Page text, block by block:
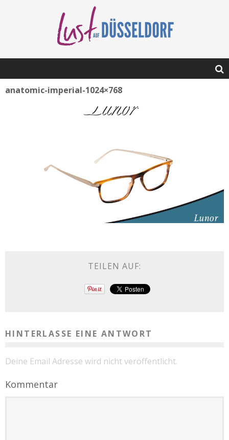
anatomic-imperial-1024×768
TEILEN AUF:
HINTERLASSE EINE ANTWORT
Deine Email Adresse wird nicht veröffentlicht.
Kommentar